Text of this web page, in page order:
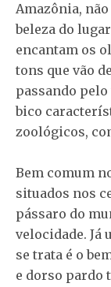
Amazônia,
beleza do
encantam os
tons que vão
passando pelo
bico
zoológicos,
Bem comum
situados nos
pássaro do
velocidade. Já
se trata é o
e dorso pardo